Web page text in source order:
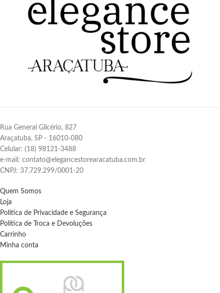
Rua General Glicério, 827
Araçatuba, SP - 16010-080
Celular: (18) 98121-3488
e-mail: contato@elegancestorearacatuba.com.br
CNPJ: 37.729.299/0001-20
Quem Somos
Loja
Política de Privacidade e Segurança
Política de Troca e Devoluções
Carrinho
Minha conta